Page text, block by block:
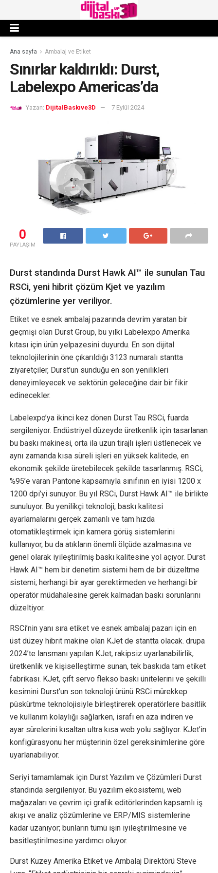
Ana sayfa Ambalaj ve Etiket
Sınırlar kaldırıldı: Durst,
Labelexpo Americas’da
Yazan: DijitalBaskıve3D 7 Eylül 2024
0
PAYLAŞIM
Durst standında Durst Hawk AI™ ile sunulan Tau
RSCi, yeni hibrit çözüm Kjet ve yazılım
çözümlerine yer veriliyor.
Etiket ve esnek ambalaj pazarında devrim yaratan bir
geçmişi olan Durst Group, bu yılki Labelexpo Amerika
kıtası için ürün yelpazesini duyurdu. En son dijital
teknolojilerinin öne çıkarıldığı 3123 numaralı stantta
ziyaretçiler, Durst’un sunduğu en son yenilikleri
deneyimleyecek ve sektörün geleceğine dair bir fikir
edinecekler.
Labelexpo’ya ikinci kez dönen Durst Tau RSCi, fuarda
sergileniyor. Endüstriyel düzeyde üretkenlik için tasarlanan
bu baskı makinesi, orta ila uzun tirajlı işleri üstlenecek ve
aynı zamanda kısa süreli işleri en yüksek kalitede, en
ekonomik şekilde üretebilecek şekilde tasarlanmış. RSCi,
%95’e varan Pantone kapsamıyla sınıfının en iyisi 1200 x
1200 dpi’yi sunuyor. Bu yıl RSCi, Durst Hawk AI™ ile birlikte
sunuluyor. Bu yenilikçi teknoloji, baskı kalitesi
ayarlamalarını gerçek zamanlı ve tam hızda
otomatikleştirmek için kamera görüş sistemlerini
kullanıyor, bu da atıkların önemli ölçüde azalmasına ve
genel olarak iyileştirilmiş baskı kalitesine yol açıyor. Durst
Hawk AI™ hem bir denetim sistemi hem de bir düzeltme
sistemi; herhangi bir ayar gerektirmeden ve herhangi bir
operatör müdahalesine gerek kalmadan baskı sorunlarını
düzeltiyor.
RSCi’nin yanı sıra etiket ve esnek ambalaj pazarı için en
üst düzey hibrit makine olan KJet de stantta olacak. drupa
2024’te lansmanı yapılan KJet, rakipsiz uyarlanabilirlik,
üretkenlik ve kişiselleştirme sunan, tek baskıda tam etiket
fabrikası. KJet, çift servo flekso baskı ünitelerini ve şekilli
kesimini Durst’un son teknoloji ürünü RSCi mürekkep
püskürtme teknolojisiyle birleştirerek operatörlere basitlik
ve kullanım kolaylığı sağlarken, israfı en aza indiren ve
ayar sürelerini kısaltan ultra kısa web yolu sağlıyor. KJet’in
konfigürasyonu her müşterinin özel gereksinimlerine göre
uyarlanabiliyor.
Seriyi tamamlamak için Durst Yazılım ve Çözümleri Durst
standında sergileniyor. Bu yazılım ekosistemi, web
mağazaları ve çevrim içi grafik editörlerinden kapsamlı iş
akışı ve analiz çözümlerine ve ERP/MIS sistemlerine
kadar uzanıyor; bunların tümü işin iyileştirilmesine ve
basitleştirilmesine yardımcı oluyor.
Durst Kuzey Amerika Etiket ve Ambalaj Direktörü Steve